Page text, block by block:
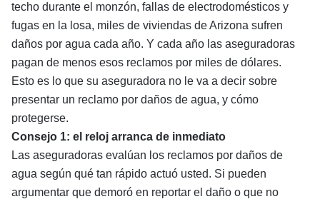
techo durante el monzón, fallas de electrodomésticos y
fugas en la losa, miles de viviendas de Arizona sufren
daños por agua cada año. Y cada año las aseguradoras
pagan de menos esos reclamos por miles de dólares.
Esto es lo que su aseguradora no le va a decir sobre
presentar un reclamo por daños de agua, y cómo
protegerse.
Consejo 1: el reloj arranca de inmediato
Las aseguradoras evalúan los reclamos por daños de
agua según qué tan rápido actuó usted. Si pueden
argumentar que demoró en reportar el daño o que no